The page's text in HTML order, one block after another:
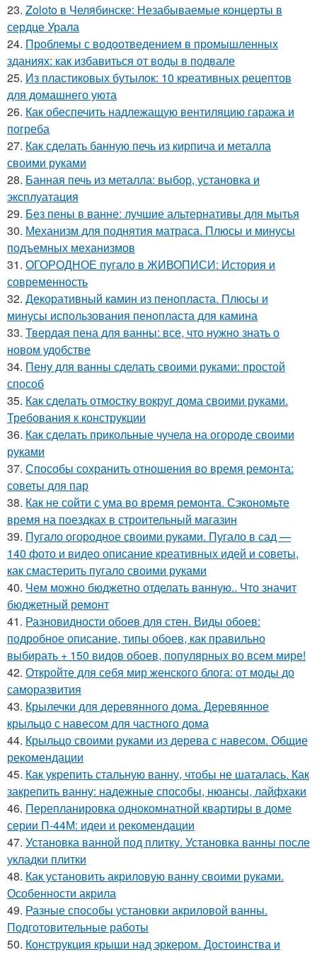
23. Zoloto в Челябинске: Незабываемые концерты в
сердце Урала
24. Проблемы с водоотведением в промышленных
зданиях: как избавиться от воды в подвале
25. Из пластиковых бутылок: 10 креативных рецептов
для домашнего уюта
26. Как обеспечить надлежащую вентиляцию гаража и
погреба
27. Как сделать банную печь из кирпича и металла
своими руками
28. Банная печь из металла: выбор, установка и
эксплуатация
29. Без пены в ванне: лучшие альтернативы для мытья
30. Механизм для поднятия матраса. Плюсы и минусы
подъемных механизмов
31. ОГОРОДНОЕ пугало в ЖИВОПИСИ: История и
современность
32. Декоративный камин из пенопласта. Плюсы и
минусы использования пенопласта для камина
33. Твердая пена для ванны: все, что нужно знать о
новом удобстве
34. Пену для ванны сделать своими руками: простой
способ
35. Как сделать отмостку вокруг дома своими руками.
Требования к конструкции
36. Как сделать прикольные чучела на огороде своими
руками
37. Способы сохранить отношения во время ремонта:
советы для пар
38. Как не сойти с ума во время ремонта. Сэкономьте
время на поездках в строительный магазин
39. Пугало огородное своими руками. Пугало в сад —
140 фото и видео описание креативных идей и советы,
как смастерить пугало своими руками
40. Чем можно бюджетно отделать ванную.. Что значит
бюджетный ремонт
41. Разновидности обоев для стен. Виды обоев:
подробное описание, типы обоев, как правильно
выбирать + 150 видов обоев, популярных во всем мире!
42. Откройте для себя мир женского блога: от моды до
саморазвития
43. Крылечки для деревянного дома. Деревянное
крыльцо с навесом для частного дома
44. Крыльцо своими руками из дерева с навесом. Общие
рекомендации
45. Как укрепить стальную ванну, чтобы не шаталась. Как
закрепить ванну: надежные способы, нюансы, лайфхаки
46. Перепланировка однокомнатной квартиры в доме
серии П-44М: идеи и рекомендации
47. Установка ванной под плитку. Установка ванны после
укладки плитки
48. Как установить акриловую ванну своими руками.
Особенности акрила
49. Разные способы установки акриловой ванны.
Подготовительные работы
50. Конструкция крыши над эркером. Достоинства и